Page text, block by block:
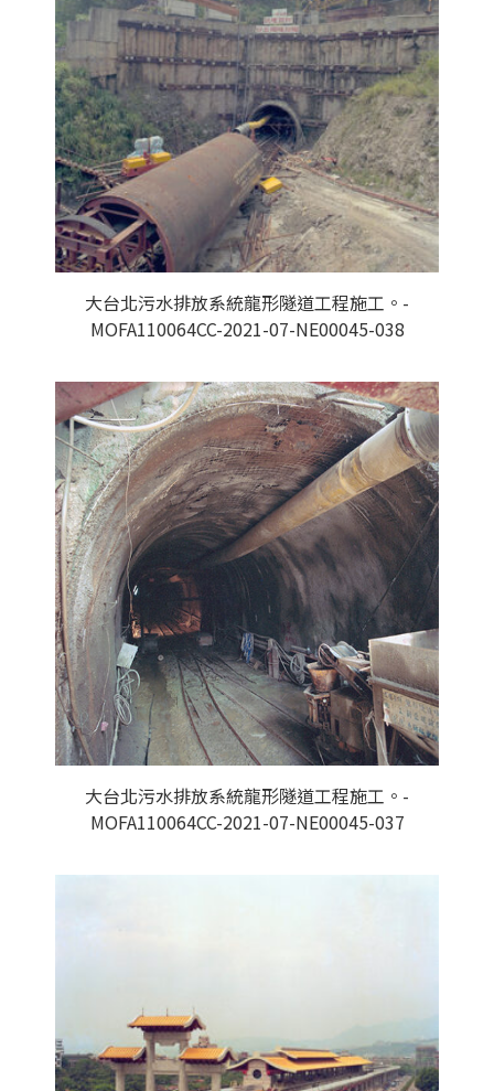
大台北污水排放系統龍形隧道工程施工。-
MOFA110064CC-2021-07-NE00045-038
大台北污水排放系統龍形隧道工程施工。-
MOFA110064CC-2021-07-NE00045-037